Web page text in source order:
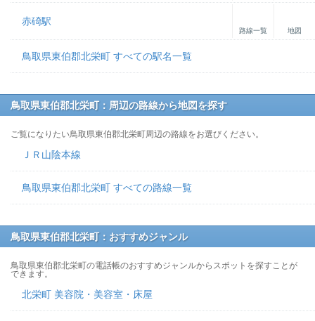
赤碕駅
路線一覧 地図
鳥取県東伯郡北栄町 すべての駅名一覧
鳥取県東伯郡北栄町：周辺の路線から地図を探す
ご覧になりたい鳥取県東伯郡北栄町周辺の路線をお選びください。
ＪＲ山陰本線
鳥取県東伯郡北栄町 すべての路線一覧
鳥取県東伯郡北栄町：おすすめジャンル
鳥取県東伯郡北栄町の電話帳のおすすめジャンルからスポットを探すことが
できます。
北栄町 美容院・美容室・床屋